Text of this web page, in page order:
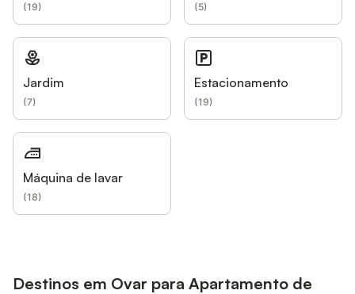
(19) (5)
Jardim
(7)
Estacionamento
(19)
Máquina de lavar
(18)
Destinos em Ovar para Apartamento de